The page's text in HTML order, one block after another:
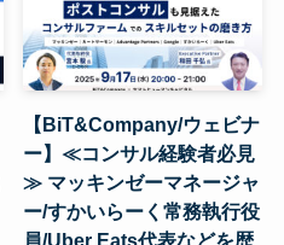
【BiT&Company/ウェビナ
ー】≪コンサル経験者必見
≫ マッキンゼーマネージャ
ー/すかいらーく常務執行役
員/Uber Eats代表などを歴